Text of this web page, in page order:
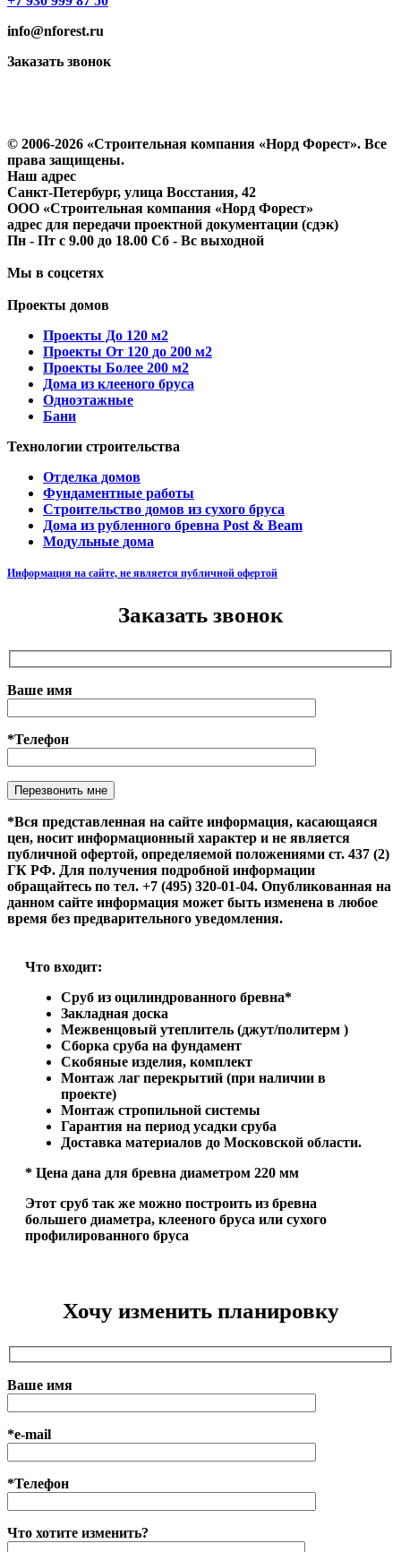
info@nforest.ru
Заказать звонок
© 2006-2026 «Строительная компания «Норд Форест». Все
права защищены.
Наш адрес
​Санкт-Петербург, улица Восстания, 42
ООО «Строительная компания «Норд Форест»
адрес для передачи проектной документации (сдэк)
Пн - Пт с 9.00 до 18.00 Сб - Вс выходной
Мы в соцсетях
Проекты домов
Проекты До 120 м2
Проекты От 120 до 200 м2
Проекты Более 200 м2
Дома из клееного бруса
Одноэтажные
Бани
Технологии строительства
Отделка домов
Фундаментные работы
Строительство домов из сухого бруса
Дома из рубленного бревна Post & Beam
Модульные дома
Информация на сайте, не является публичной офертой
Заказать звонок
Ваше имя
*Телефон
Оставьте это поле пустым.
*Вся представленная на сайте информация, касающаяся
цен, носит информационный характер и не является
публичной офертой, определяемой положениями ст. 437 (2)
ГК РФ. Для получения подробной информации
обращайтесь по тел. +7 (495) 320-01-04. Опубликованная на
данном сайте информация может быть изменена в любое
время без предварительного уведомления.
Что входит:
Сруб из оцилиндрованного бревна*
Закладная доска
Межвенцовый утеплитель (джут/политерм )
Сборка сруба на фундамент
Скобяные изделия, комплект
Монтаж лаг перекрытий (при наличии в
проекте)
Монтаж стропильной системы
Гарантия на период усадки сруба
Доставка материалов до Московской области.
* Цена дана для бревна диаметром 220 мм
Этот сруб так же можно построить из бревна
большего диаметра, клееного бруса или сухого
профилированного бруса
Хочу изменить планировку
Ваше имя
*e-mail
*Телефон
Что хотите изменить?